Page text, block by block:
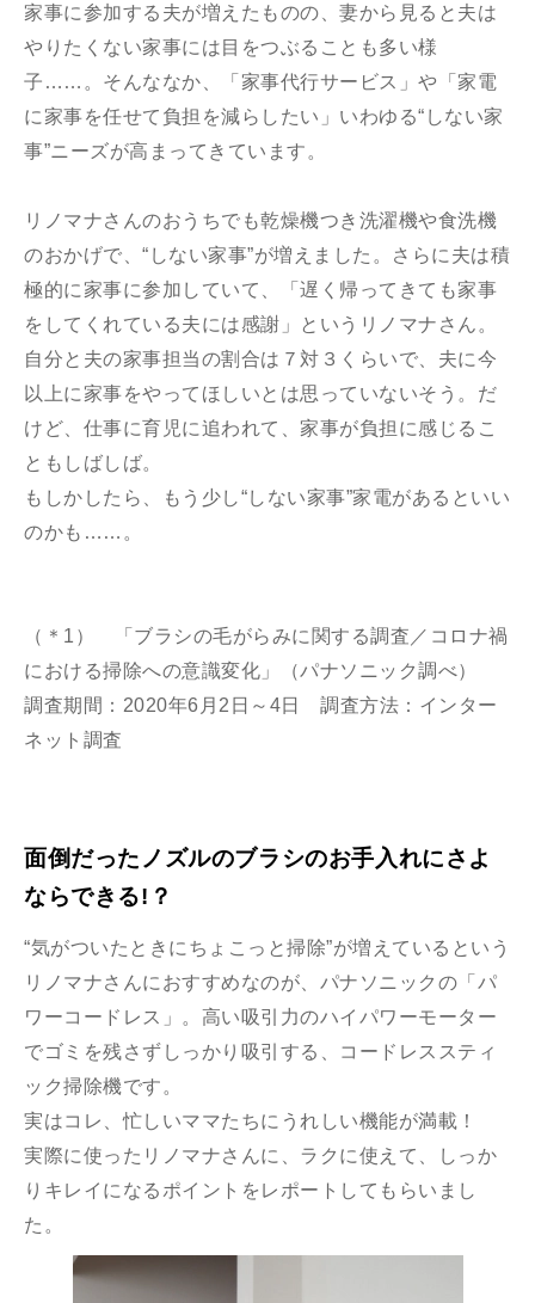
家事に参加する夫が増えたものの、妻から見ると夫は
やりたくない家事には目をつぶることも多い様
子……。そんななか、「家事代行サービス」や「家電
に家事を任せて負担を減らしたい」いわゆる“しない家
事”ニーズが高まってきています。
リノマナさんのおうちでも乾燥機つき洗濯機や食洗機
のおかげで、“しない家事”が増えました。さらに夫は積
極的に家事に参加していて、「遅く帰ってきても家事
をしてくれている夫には感謝」というリノマナさん。
自分と夫の家事担当の割合は７対３くらいで、夫に今
以上に家事をやってほしいとは思っていないそう。だ
けど、仕事に育児に追われて、家事が負担に感じるこ
ともしばしば。
もしかしたら、もう少し“しない家事”家電があるといい
のかも……。
（＊1） 「ブラシの毛がらみに関する調査／コロナ禍
における掃除への意識変化」（パナソニック調べ）
調査期間：2020年6月2日～4日 調査方法：インター
ネット調査
面倒だったノズルのブラシのお手入れにさよ
ならできる!？
“気がついたときにちょこっと掃除”が増えているという
リノマナさんにおすすめなのが、パナソニックの「パ
ワーコードレス」。高い吸引力のハイパワーモーター
でゴミを残さずしっかり吸引する、コードレススティ
ック掃除機です。
実はコレ、忙しいママたちにうれしい機能が満載！
実際に使ったリノマナさんに、ラクに使えて、しっか
りキレイになるポイントをレポートしてもらいまし
た。